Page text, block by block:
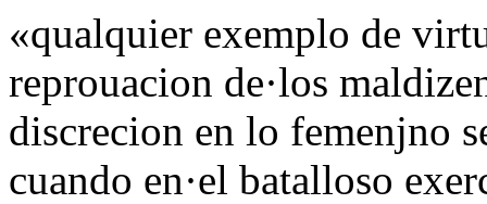
«qualquier exemplo de
reprouacion de·los
discrecion en lo femenjno
cuando en·el batalloso